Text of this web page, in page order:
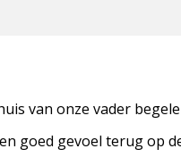
van onze vader
goed gevoel terug op